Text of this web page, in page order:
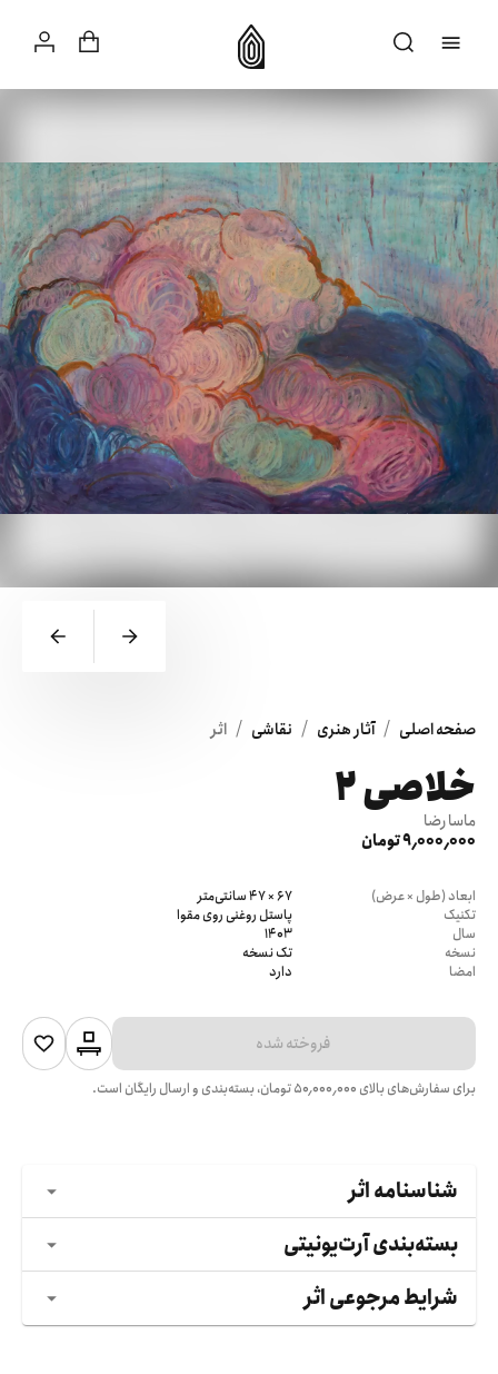
صفحه اصلی / آثار هنری / نقاشی / اثر
خلاصی 2
ماسا رضا
9٬000٬000 تومان
ابعاد (طول × عرض)
67 × 47 سانتی‌متر
تکنیک
پاستل روغنی روی مقوا
سال
1403
نسخه
تک نسخه
امضا
دارد
فروخته شده
برای سفارش‌های بالای ۵۰٬۰۰۰٬۰۰۰تومان، بسته‌بندی و ارسال رایگان است.
شناسنامه اثر
بسته‌بندی آرت‌یونیتی
شرایط مرجوعی اثر